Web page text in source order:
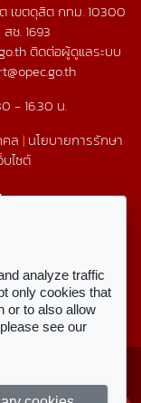
เขตดุสิต กทม. 10300
ช.1693
ติดต่อผู้ดูแลระบบ
- 16.30 น.
ล | นโยบายการรักษา
ไซต์
ลงชื่อเข้าใช้งาน
analyze traffic
only cookies that
or to also allow
see our